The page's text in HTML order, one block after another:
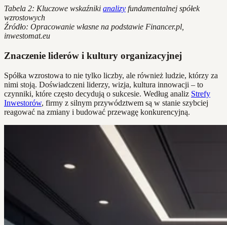
Tabela 2: Kluczowe wskaźniki analizy fundamentalnej spółek
wzrostowych
Źródło: Opracowanie własne na podstawie Financer.pl,
inwestomat.eu
Znaczenie liderów i kultury organizacyjnej
Spółka wzrostowa to nie tylko liczby, ale również ludzie, którzy za
nimi stoją. Doświadczeni liderzy, wizja, kultura innowacji – to
czynniki, które często decydują o sukcesie. Według analiz Strefy
Inwestorów, firmy z silnym przywództwem są w stanie szybciej
reagować na zmiany i budować przewagę konkurencyjną.